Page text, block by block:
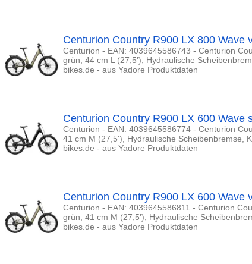
Centurion Country R900 LX 800 Wave
Centurion - EAN: 4039645586743 - Centurion
grün, 44 cm L (27,5'), Hydraulische
bikes.de - aus Yadore Produktdaten
Centurion Country R900 LX 600 Wave
Centurion - EAN: 4039645586774 - Centurion
41 cm M (27,5'), Hydraulische Scheibenbremse,
bikes.de - aus Yadore Produktdaten
Centurion Country R900 LX 600 Wave
Centurion - EAN: 4039645586811 - Centurion
grün, 41 cm M (27,5'), Hydraulische
bikes.de - aus Yadore Produktdaten